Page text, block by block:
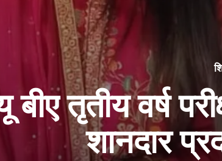
बीए तृतीय वर्ष
शानदार